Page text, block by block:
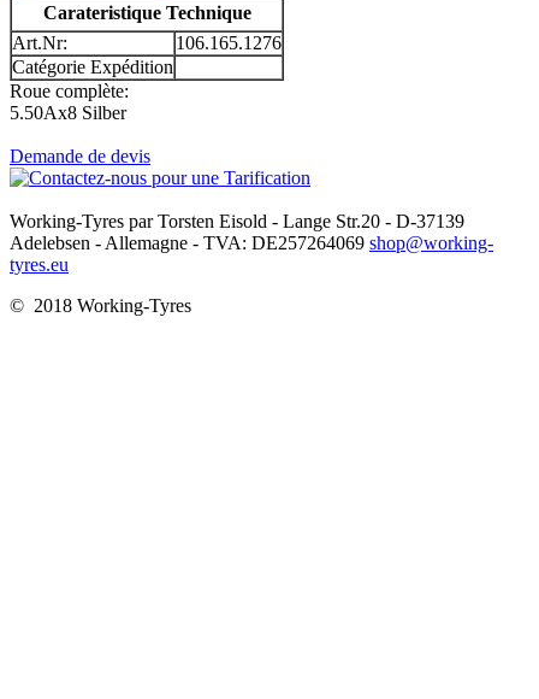
Carateristique Technique
Art.Nr:
106.165.1276
Catégorie Expédition
Roue complète:
5.50Ax8 Silber
Demande de devis
Working-Tyres par Torsten Eisold - Lange Str.20 - D-37139
Adelebsen - Allemagne - TVA: DE257264069 shop@working-
tyres.eu
© 2018 Working-Tyres